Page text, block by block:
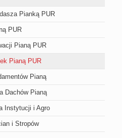
Pianką PUR
PUR
Pianą PUR
Pianą PUR
Pianą
Dachów Pianą
Instytucji i Agro
i Stropów